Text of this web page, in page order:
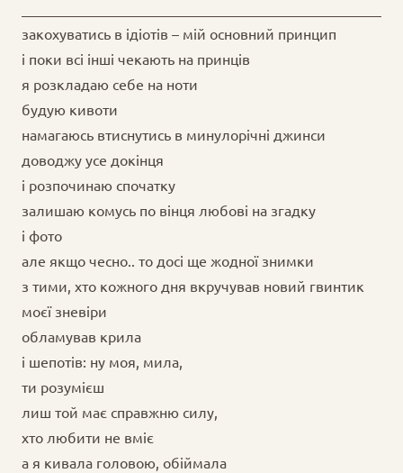
закохуватись в ідіотів – мій основний принцип
і поки всі інші чекають на принців
я розкладаю себе на ноти
будую кивоти
намагаюсь втиснутись в минулорічні джинси
доводжу усе докінця
і розпочинаю спочатку
залишаю комусь по вінця любові на згадку
і фото
але якщо чесно.. то досі ще жодної знимки
з тими, хто кожного дня вкручував новий гвинтик
моєї зневіри
обламував крила
і шепотів: ну моя, мила,
ти розумієш
лиш той має справжню силу,
хто любити не вміє
а я кивала головою, обіймала